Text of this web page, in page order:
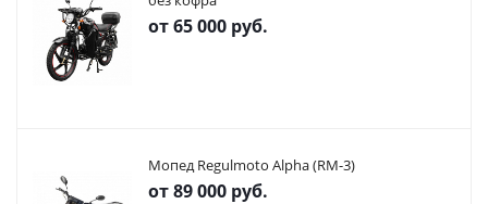
от65 000 руб.
Мопед Regulmoto Alpha (RM-3)
от89 000 руб.